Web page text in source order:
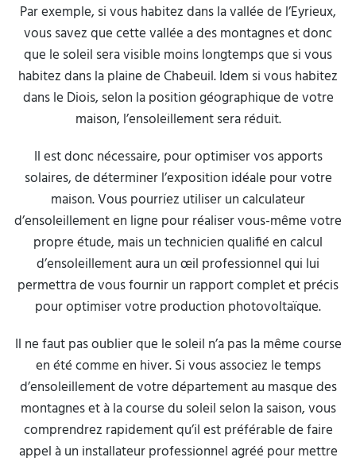
Par exemple, si vous habitez dans la vallée de l’Eyrieux,
vous savez que cette vallée a des montagnes et donc
que le soleil sera visible moins longtemps que si vous
habitez dans la plaine de Chabeuil. Idem si vous habitez
dans le Diois, selon la position géographique de votre
maison, l’ensoleillement sera réduit.
Il est donc nécessaire, pour optimiser vos apports
solaires, de déterminer l’exposition idéale pour votre
maison. Vous pourriez utiliser un calculateur
d’ensoleillement en ligne pour réaliser vous-même votre
propre étude, mais un technicien qualifié en calcul
d’ensoleillement aura un œil professionnel qui lui
permettra de vous fournir un rapport complet et précis
pour optimiser votre production photovoltaïque.
Il ne faut pas oublier que le soleil n’a pas la même course
en été comme en hiver. Si vous associez le temps
d’ensoleillement de votre département au masque des
montagnes et à la course du soleil selon la saison, vous
comprendrez rapidement qu’il est préférable de faire
appel à un installateur professionnel agréé pour mettre